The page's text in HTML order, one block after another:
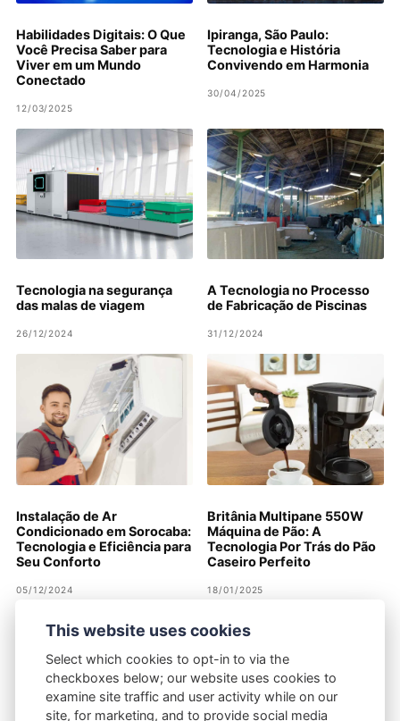
Habilidades Digitais: O Que
Você Precisa Saber para
Viver em um Mundo
Conectado
12/03/2025
Ipiranga, São Paulo:
Tecnologia e História
Convivendo em Harmonia
30/04/2025
Tecnologia na segurança
das malas de viagem
26/12/2024
A Tecnologia no Processo
de Fabricação de Piscinas
31/12/2024
Instalação de Ar
Condicionado em Sorocaba:
Tecnologia e Eficiência para
Seu Conforto
05/12/2024
Britânia Multipane 550W
Máquina de Pão: A
Tecnologia Por Trás do Pão
Caseiro Perfeito
18/01/2025
This website uses cookies
Select which cookies to opt-in to via the
checkboxes below; our website uses cookies to
examine site traffic and user activity while on our
site, for marketing, and to provide social media